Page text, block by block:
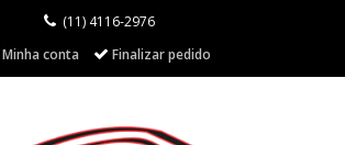
(11) 4116-2976
Minha conta
Finalizar pedido